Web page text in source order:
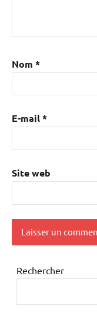
Nom *
E-mail*
Site web
Rechercher